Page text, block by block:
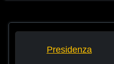
Presidenza